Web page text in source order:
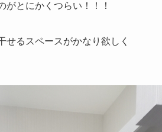
とにかくつらい！！！
るスペースがかなり欲しく